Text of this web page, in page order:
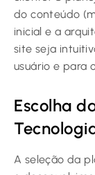
do conteúdo
inicial e a
site seja
usuário e para
Escolha
A seleção da